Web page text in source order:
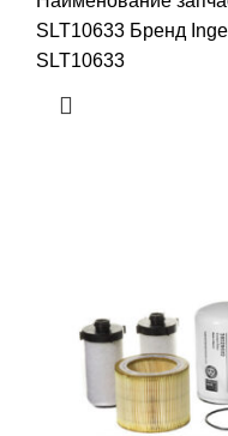
SLT10633 Бренд
SLT10633